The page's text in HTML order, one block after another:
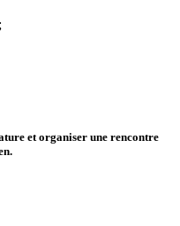
et organiser une rencontre